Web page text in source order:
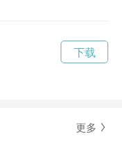
下载
更多